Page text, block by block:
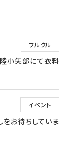
フルクル
陸小矢部にて衣料
イベント
をお待ちしていま